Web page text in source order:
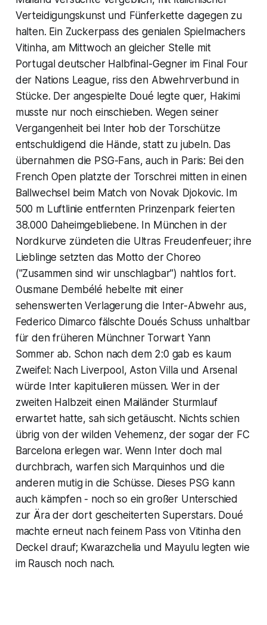
Verteidigungskunst und Fünferkette dagegen zu
halten. Ein Zuckerpass des genialen Spielmachers
Vitinha, am Mittwoch an gleicher Stelle mit
Portugal deutscher Halbfinal-Gegner im Final Four
der Nations League, riss den Abwehrverbund in
Stücke. Der angespielte Doué legte quer, Hakimi
musste nur noch einschieben. Wegen seiner
Vergangenheit bei Inter hob der Torschütze
entschuldigend die Hände, statt zu jubeln. Das
übernahmen die PSG-Fans, auch in Paris: Bei den
French Open platzte der Torschrei mitten in einen
Ballwechsel beim Match von Novak Djokovic. Im
500 m Luftlinie entfernten Prinzenpark feierten
38.000 Daheimgebliebene. In München in der
Nordkurve zündeten die Ultras Freudenfeuer; ihre
Lieblinge setzten das Motto der Choreo
("Zusammen sind wir unschlagbar") nahtlos fort.
Ousmane Dembélé hebelte mit einer
sehenswerten Verlagerung die Inter-Abwehr aus,
Federico Dimarco fälschte Doués Schuss unhaltbar
für den früheren Münchner Torwart Yann
Sommer ab. Schon nach dem 2:0 gab es kaum
Zweifel: Nach Liverpool, Aston Villa und Arsenal
würde Inter kapitulieren müssen. Wer in der
zweiten Halbzeit einen Mailänder Sturmlauf
erwartet hatte, sah sich getäuscht. Nichts schien
übrig von der wilden Vehemenz, der sogar der FC
Barcelona erlegen war. Wenn Inter doch mal
durchbrach, warfen sich Marquinhos und die
anderen mutig in die Schüsse. Dieses PSG kann
auch kämpfen - noch so ein großer Unterschied
zur Ära der dort gescheiterten Superstars. Doué
machte erneut nach feinem Pass von Vitinha den
Deckel drauf; Kwarazchelia und Mayulu legten wie
im Rausch noch nach.